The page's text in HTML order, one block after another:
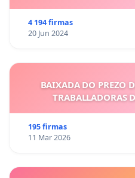
4 194 firmas
20 Jun 2024
BAIXADA DO PREZO
TRABALLADORAS
195 firmas
11 Mar 2026